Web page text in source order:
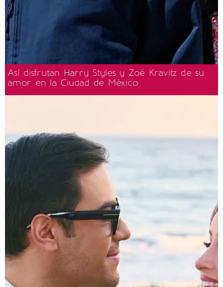
Así disfrutan Harry Styles y Zoë Kravitz de su
amor en la Ciudad de México